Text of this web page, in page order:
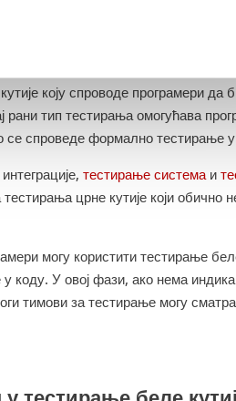
тестери стављају нову верзију
беле кутије да би се
коју спроводе програмери да
рани тип тестирања омогућава
се спроведе формално тестирање
тестирање системаи
црне кутије који обично
могу користити тестирање
У овој фази, ако нема
тимови за тестирање могу